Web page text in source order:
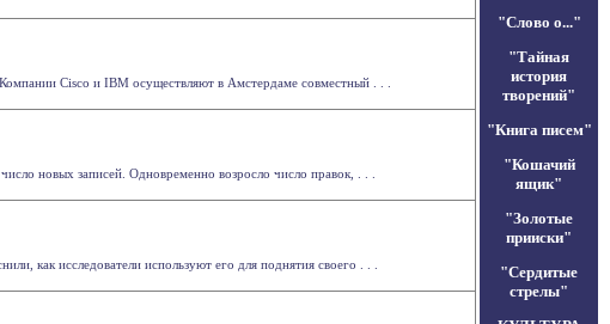
Cisco и IBM осуществляют в Амстердаме совместный . . .
новых записей. Одновременно возросло число правок, . . .
как исследователи используют его для поднятия своего . . .
"Слово о..."
"Тайная
история
творений"
"Книга писем"
"Кошачий
ящик"
"Золотые
прииски"
"Сердитые
стрелы"